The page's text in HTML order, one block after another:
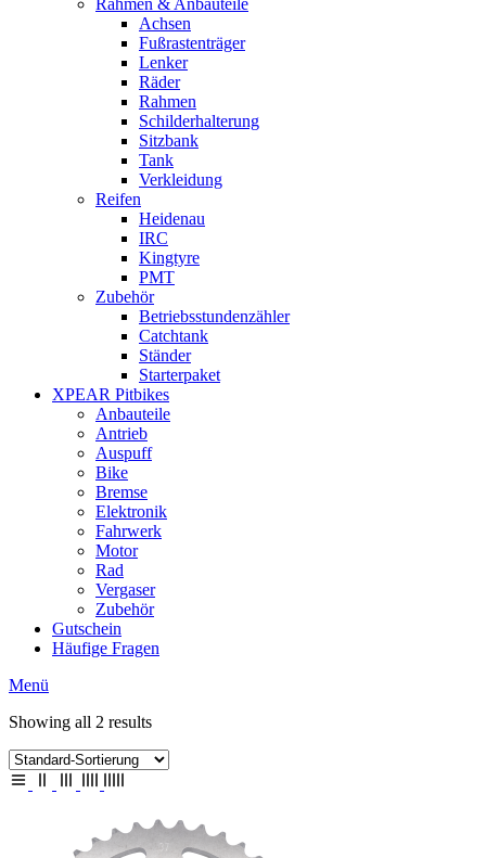
Rahmen & Anbauteile
Achsen
Fußrastenträger
Lenker
Räder
Rahmen
Schilderhalterung
Sitzbank
Tank
Verkleidung
Reifen
Heidenau
IRC
Kingtyre
PMT
Zubehör
Betriebsstundenzähler
Catchtank
Ständer
Starterpaket
XPEAR Pitbikes
Anbauteile
Antrieb
Auspuff
Bike
Bremse
Elektronik
Fahrwerk
Motor
Rad
Vergaser
Zubehör
Gutschein
Häufige Fragen
Menü
Showing all 2 results